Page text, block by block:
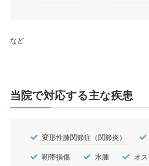
など
当院で対応する主な疾患
変形性膝関節症（関節炎）
靭帯損傷 水腫 オ